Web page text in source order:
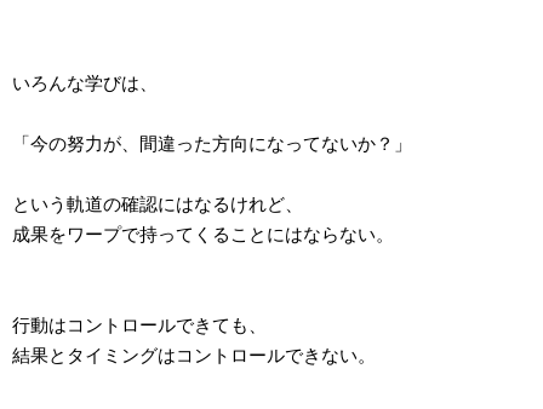
いろんな学びは、
「今の努力が、間違った方向になってないか？」
という軌道の確認にはなるけれど、
成果をワープで持ってくることにはならない。
行動はコントロールできても、
結果とタイミングはコントロールできない。